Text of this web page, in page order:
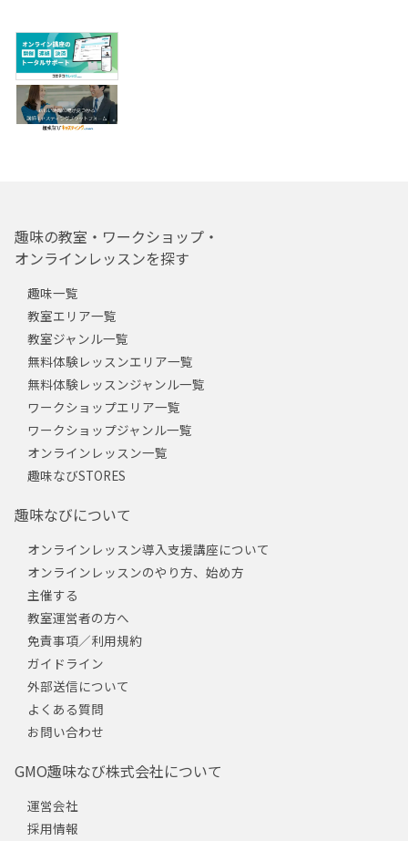
趣味の教室・ワークショップ・
オンラインレッスンを探す
趣味一覧
教室エリア一覧
教室ジャンル一覧
無料体験レッスンエリア一覧
無料体験レッスンジャンル一覧
ワークショップエリア一覧
ワークショップジャンル一覧
オンラインレッスン一覧
趣味なびSTORES
趣味なびについて
オンラインレッスン導入支援講座について
オンラインレッスンのやり方、始め方
主催する
教室運営者の方へ
免責事項／利用規約
ガイドライン
外部送信について
よくある質問
お問い合わせ
GMO趣味なび株式会社について
運営会社
採用情報